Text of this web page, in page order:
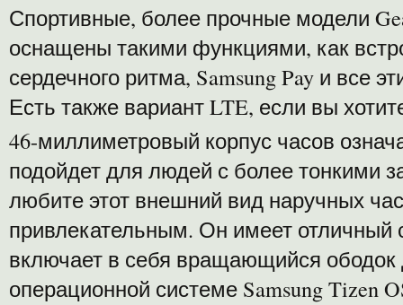
Спортивные, более прочные модели
оснащены такими функциями, как
сердечного ритма, Samsung Pay и все
Есть также вариант LTE, если вы
46-миллиметровый корпус часов
подойдет для людей с более тонкими
любите этот внешний вид наручных
привлекательным. Он имеет отличный
включает в себя вращающийся ободок
операционной системе Samsung Tizen